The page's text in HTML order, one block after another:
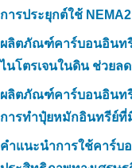
การประยุกต์ใช้
ผลิตภัณฑ์คาร์บอนอินทรี
ไนโตรเจนในดิน ช่วยล
ผลิตภัณฑ์คาร์บอนอินทรี
การทำปุ๋ยหมักอินทรีย์ที่
คำแนะนำการใช้คาร์บ